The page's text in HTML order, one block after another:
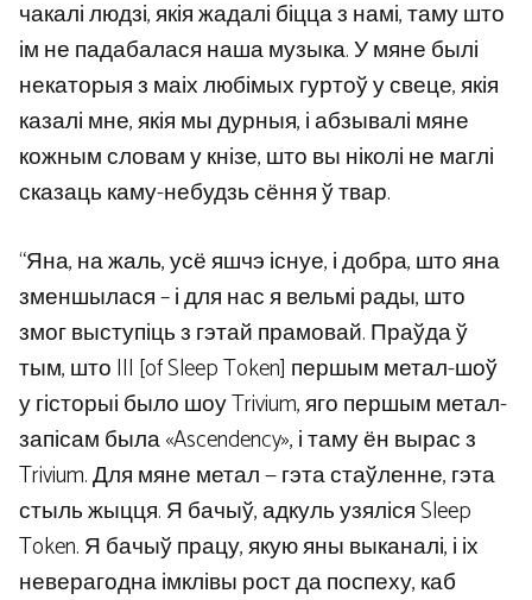
чакалі людзі, якія жадалі біцца з намі, таму што
ім не падабалася наша музыка. У мяне былі
некаторыя з маіх любімых гуртоў у свеце, якія
казалі мне, якія мы дурныя, і абзывалі мяне
кожным словам у кнізе, што вы ніколі не маглі
сказаць каму-небудзь сёння ў твар.
“Яна, на жаль, усё яшчэ існуе, і добра, што яна
зменшылася – і для нас я вельмі рады, што
змог выступіць з гэтай прамовай. Праўда ў
тым, што III [of Sleep Token] першым метал-шоў
у гісторыі было шоу Trivium, яго першым метал-
запісам была «Ascendency», і таму ён вырас з
Trivium. Для мяне метал — гэта стаўленне, гэта
стыль жыцця. Я бачыў, адкуль узяліся Sleep
Token. Я бачыў працу, якую яны выканалі, і іх
неверагодна імклівы рост да поспеху, каб